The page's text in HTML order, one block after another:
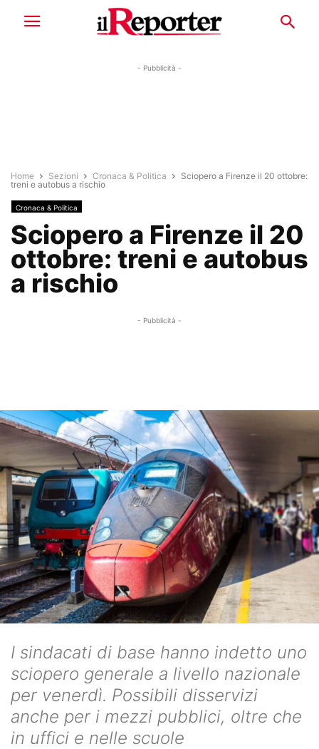
- Pubblicità -
Home Sezioni Cronaca & Politica
Sciopero a Firenze il 20 ottobre:
treni e autobus a rischio
Cronaca & Politica
Sciopero a Firenze il 20
ottobre: treni e autobus
a rischio
- Pubblicità -
I sindacati di base hanno indetto uno
sciopero generale a livello nazionale
per venerdì. Possibili disservizi
anche per i mezzi pubblici, oltre che
in uffici e nelle scuole